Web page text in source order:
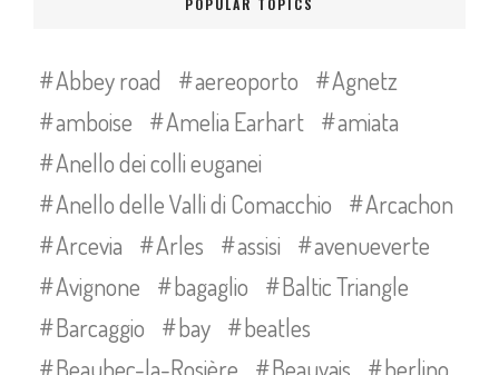
POPULAR TOPICS
Abbey road aereoporto
Agnetz
amboise
Amelia Earhart
amiata
Anello dei colli euganei
Anello delle Valli di Comacchio
Arcachon
Arcevia
Arles assisi
avenueverte
Avignone
bagaglio
Baltic Triangle
Barcaggio
bay
beatles
Beaubec-la-Rosière
Beauvais
berlino